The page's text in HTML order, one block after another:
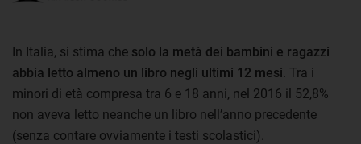
In Italia, si stima che solo la metà dei bambini e ragazzi
abbia letto almeno un libro negli ultimi 12 mesi . Tra i
minori di età compresa tra 6 e 18 anni, nel 2016 il 52,8%
non aveva letto neanche un libro nell’anno precedente
(senza contare ovviamente i testi scolastici).